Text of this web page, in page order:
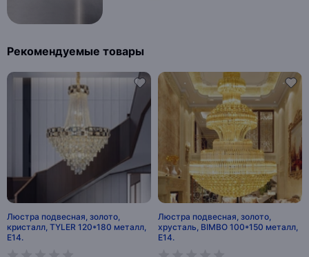
Рекомендуемые товары
Люстра подвесная, золото,
кристалл, TYLER 120*180 металл,
E14.
Люстра подвесная, золото,
хрусталь, BIMBO 100*150 металл,
E14.